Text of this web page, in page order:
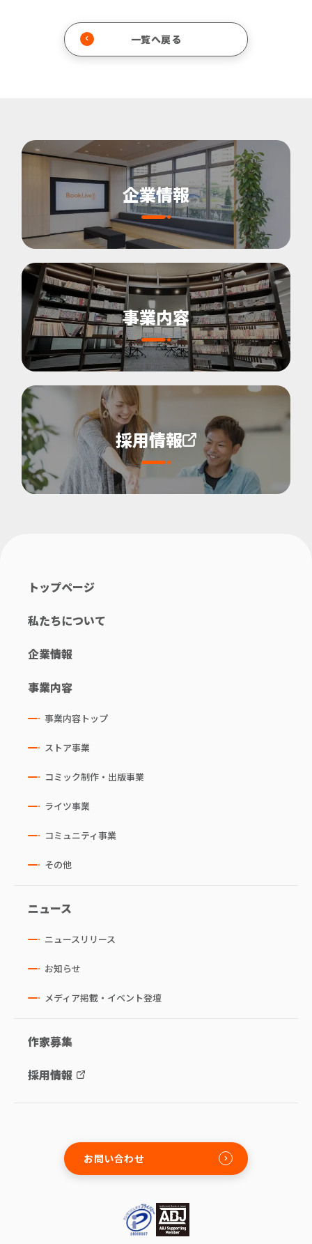
一覧へ戻る
企業情報
事業内容
採用情報
トップページ
私たちについて
企業情報
事業内容
事業内容トップ
ストア事業
コミック制作・出版事業
ライツ事業
コミュニティ事業
その他
ニュース
ニュースリリース
お知らせ
メディア掲載・イベント登壇
作家募集
採用情報
お問い合わせ